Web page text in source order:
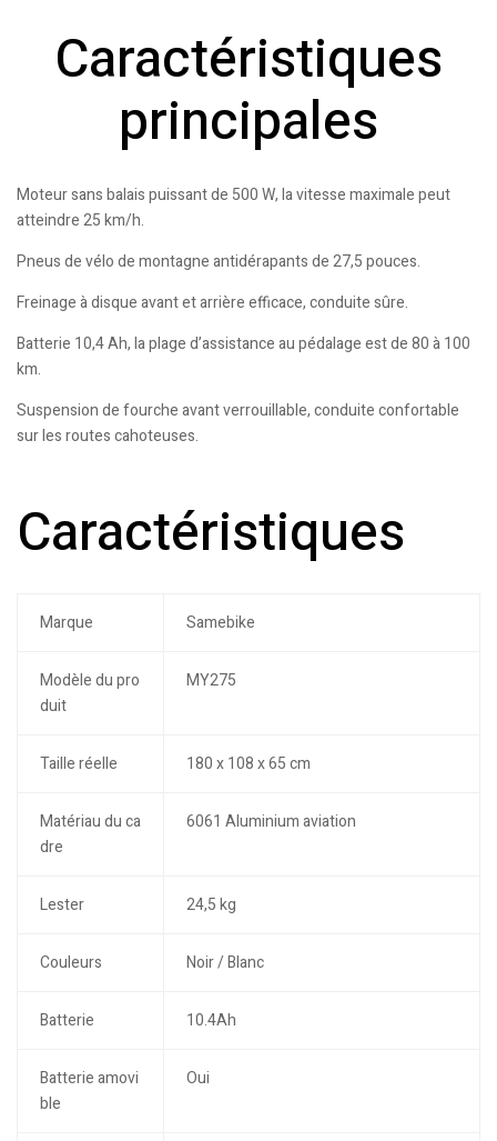
Caractéristiques
principales
Moteur sans balais puissant de 500 W, la vitesse maximale peut
atteindre 25 km/h.
Pneus de vélo de montagne antidérapants de 27,5 pouces.
Freinage à disque avant et arrière efficace, conduite sûre.
Batterie 10,4 Ah, la plage d’assistance au pédalage est de 80 à 100
km.
Suspension de fourche avant verrouillable, conduite confortable
sur les routes cahoteuses.
Caractéristiques
Marque Samebike
Modèle du pro
duit
MY275
Taille réelle 180 x 108 x 65 cm
Matériau du ca
dre
6061 Aluminium aviation
Lester 24,5 kg
Couleurs Noir / Blanc
Batterie 10.4Ah
Batterie amovi
ble
Oui